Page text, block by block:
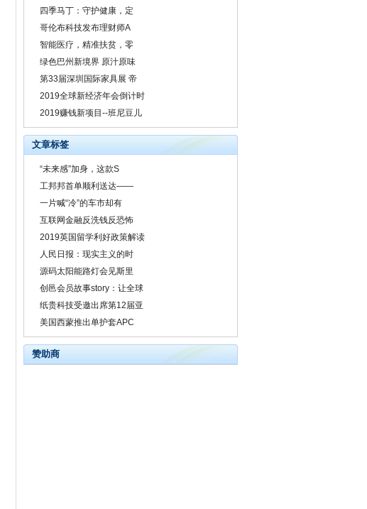
四季马丁：守护健康，定
哥伦布科技发布理财师A
智能医疗，精准扶贫，零
绿色巴州新境界 原汁原味
第33届深圳国际家具展 帝
2019全球新经济年会倒计时
2019赚钱新项目--班尼豆儿
文章标签
“未来感”加身，这款S
工邦邦首单顺利送达——
一片喊“冷”的车市却有
互联网金融反洗钱反恐怖
2019英国留学利好政策解读
人民日报：现实主义的时
源码太阳能路灯会见斯里
创邑会员故事story：让全球
纸贵科技受邀出席第12届亚
美国西蒙推出单护套APC
赞助商